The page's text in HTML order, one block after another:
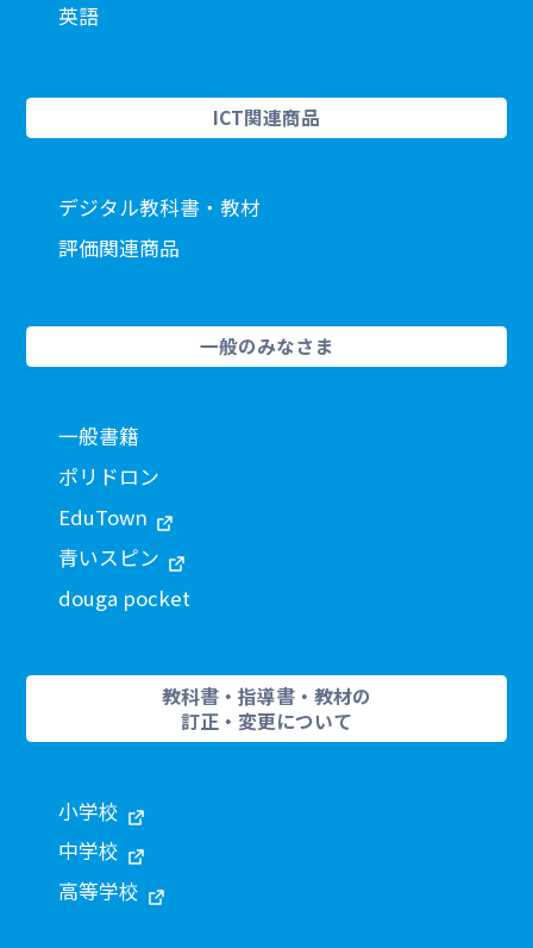
英語
ICT関連商品
デジタル教科書・教材
評価関連商品
一般のみなさま
一般書籍
ポリドロン
EduTown
青いスピン
douga pocket
教科書・指導書・教材の
訂正・変更について
小学校
中学校
高等学校